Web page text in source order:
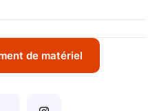
de matériel